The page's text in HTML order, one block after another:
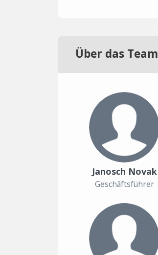
Über das Team
Janosch Novak
Geschäftsführer